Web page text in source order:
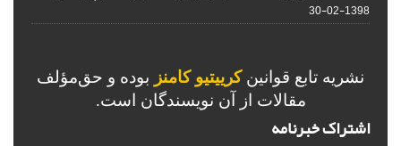
1398-02-30
نشریه تابع قوانینکرییتیو کامنز بوده و حق‌مؤلف
مقالات از آن نویسندگان است.
اشتراک خبرنامه